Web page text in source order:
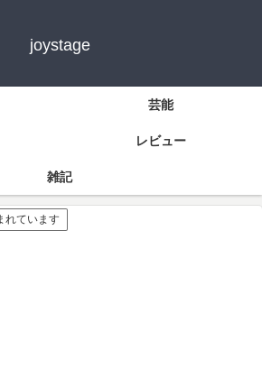
joystage
芸能
レビュー
雑記
れています